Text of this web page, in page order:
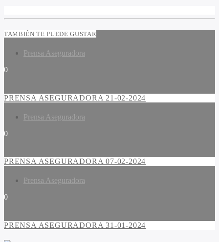
TAMBIÉN TE PUEDE GUSTAR
Prensa Aseguradora
0
PRENSA ASEGURADORA 21-02-2024
Prensa Aseguradora
0
PRENSA ASEGURADORA 07-02-2024
Prensa Aseguradora
0
PRENSA ASEGURADORA 31-01-2024